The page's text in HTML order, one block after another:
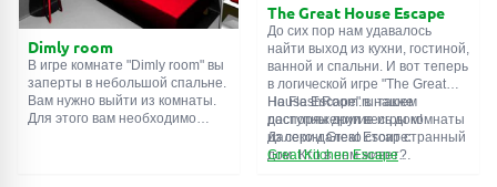
Dimly room
В игре комнате "Dimly room" вы
заперты в небольшой спальне.
Вам нужно выйти из комнаты.
Для этого вам необходимо
The Great House Escape
До сих пор нам удавалось
найти выход из кухни, гостиной,
ванной и спальни. И вот теперь
в логической игре "The Great
House Escape" в нашем
распоряжении весь дом!
Далеко-далеко стоит странный
дом. Кто в нем живет?
На FlashRoom.ru также
доступны другие игры комнаты
из серии Great Escape:
Great Kitchen Escape